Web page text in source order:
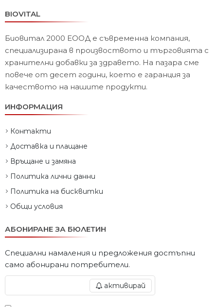
BIOVITAL
Биовитал 2000 ЕООД е съвременна компания,
специализирана в произвоството и търговията с
хранителни добавки за здравето. На пазара сме
повече от десет години, което е гаранция за
качеството на нашите продукти.
ИНФОРМАЦИЯ
Контакти
Доставка и плащане
Връщане и замяна
Политика лични данни
Политика на бисквитки
Общи условия
АБОНИРАНЕ ЗА БЮЛЕТИН
Специални намаления и предложения достъпни
само абонирани потребители.
активирай